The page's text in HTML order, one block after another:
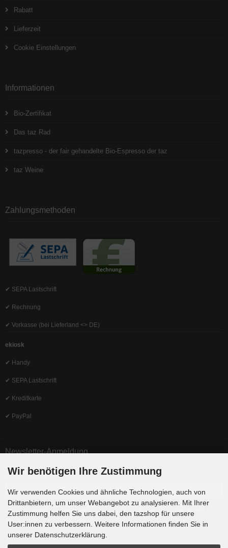
Rabatt
Lieferzeit
Cookie Einstellungen
Informationen
Bio-Zertifikat
Das taz Rad
tazpresso - der fair gehandelte Bio-Espresso der taz
taz Weine
Zahlungsmethoden
✔ SEPA Lastschrift
✔ Rechnung
✔ Vorkasse (bei Lieferland <> DE)
ekiosk
✔ Handy
✔ SEPA Lastschrift
✔ Kreditkarte
✔ PayPal
Newsletter-Anmeldung
E-Mail-Adresse:
Der Newsletter kann jederzeit hier oder in Ihrem Kundenkonto abbestellt
werden.
Wir benötigen Ihre Zustimmung
Wir verwenden Cookies und ähnliche Technologien, auch von
Drittanbietern, um unser Webangebot zu analysieren. Mit Ihrer
Zustimmung helfen Sie uns dabei, den tazshop für unsere
User:innen zu verbessern. Weitere Informationen finden Sie in
unserer Datenschutzerklärung.